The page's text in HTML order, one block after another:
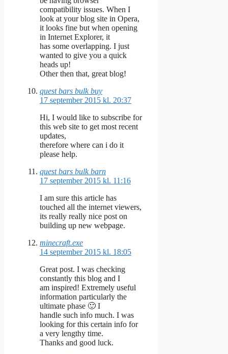
compatibility issues. When I
look at your blog site in Opera,
it looks fine but when opening
in Internet Explorer, it
has some overlapping. I just
wanted to give you a quick
heads up!
Other then that, great blog!
quest bars bulk buy
17 september 2015 kl. 20:37
Hi, I would like to subscribe for
this web site to get most recent
updates,
therefore where can i do it
please help.
quest bars bulk barn
17 september 2015 kl. 11:16
I am sure this article has
touched all the internet viewers,
its really really nice post on
building up new webpage.
minecraft.exe
14 september 2015 kl. 18:05
Great post. I was checking
constantly this blog and I
am inspired! Extremely useful
information particularly the
ultimate phase 🙂 I
handle such info much. I was
looking for this certain info for
a very lengthy time.
Thanks and good luck.